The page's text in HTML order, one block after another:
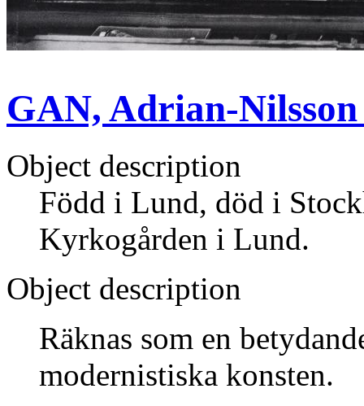
GAN, Adrian-Nilsson
Object description
Född i Lund, död i
Kyrkogården i Lund.
Object description
Räknas som en
modernistiska konsten.